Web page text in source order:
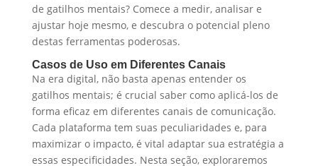
de gatilhos mentais? Comece a medir, analisar e
ajustar hoje mesmo, e descubra o potencial pleno
destas ferramentas poderosas.
Casos de Uso em Diferentes Canais
Na era digital, não basta apenas entender os
gatilhos mentais; é crucial saber como aplicá-los de
forma eficaz em diferentes canais de comunicação.
Cada plataforma tem suas peculiaridades e, para
maximizar o impacto, é vital adaptar sua estratégia a
essas especificidades. Nesta seção, exploraremos